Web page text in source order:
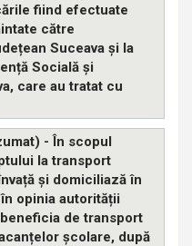
fiind efectuate
către
Suceava și la
Socială și
care au tratat cu
- În scopul
la transport
și domiciliază în
opinia autorității
de transport
școlare, după